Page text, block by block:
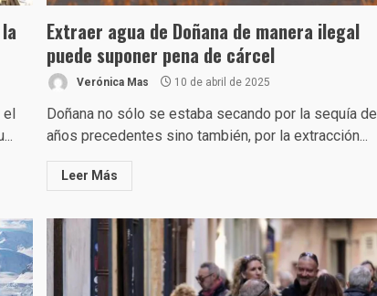
el
Extraer agua de Doñana de manera ilegal
puede suponer pena de cárcel
Verónica Mas 10 de abril de 2025
Doñana no sólo se estaba secando por la sequía de
años precedentes sino también, por la extracción...
Leer Más